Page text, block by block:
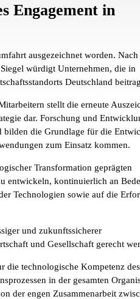
Engagement in
ausgezeichnet worden. Nach
würdigt Unternehmen, die in
Deutschland
stellt die erneute
dar. Forschung und
bilden die Grundlage für die
zum Einsatz kommen.
Transformation geprägten
entwickeln, kontinuierlich an
Technologien sowie auf die
und zukunftssicherer
und Gesellschaft gerecht
die technologische Kompetenz des
in der gesamten
der engen Zusammenarbeit